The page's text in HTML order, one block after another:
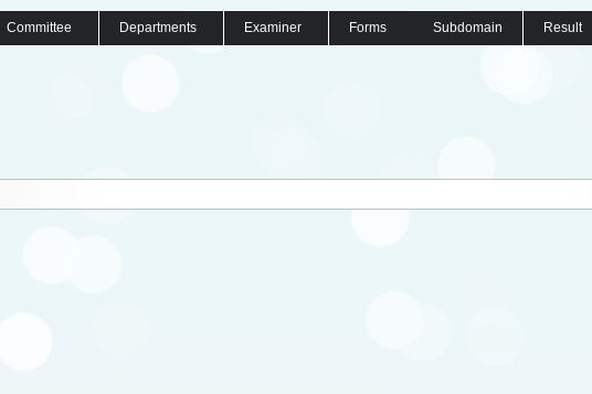
Committee Departments Examiner Forms Subdomain Result